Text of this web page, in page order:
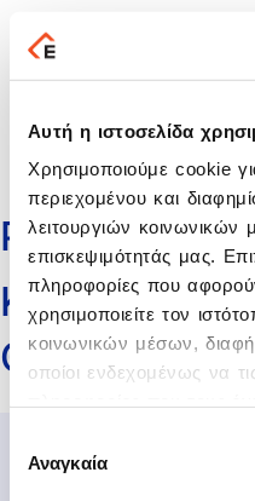
Αυτή η ιστοσελίδα
Χρησιμοποιούμε cookie
περιεχομένου και
λειτουργιών
επισκεψιμότητάς μας.
πληροφορίες που
χρησιμοποιείτε τον
κοινωνικών μέσων,
οποίοι ενδεχομένως να
χρήση των υπηρεσιών
συγκατάθεσης
Αναγκαία
ΡΑΜΑΔΑΝ
ΚΕΥΣΕΝΙΔΗΣ
Θ.ΟΕ